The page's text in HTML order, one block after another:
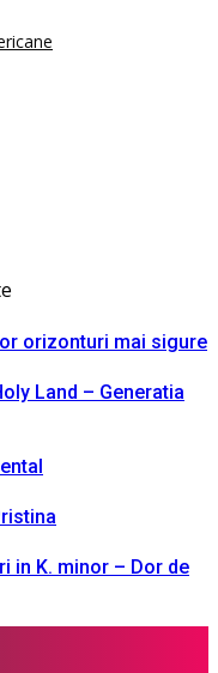
orizonturi mai sigure
Land – Generatia
in K. minor – Dor de